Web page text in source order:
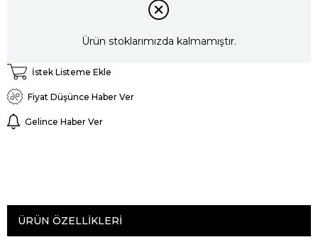
Ürün stoklarımızda kalmamıştır.
İstek Listeme Ekle
Fiyat Düşünce Haber Ver
Gelince Haber Ver
ÜRÜN ÖZELLIKLERI